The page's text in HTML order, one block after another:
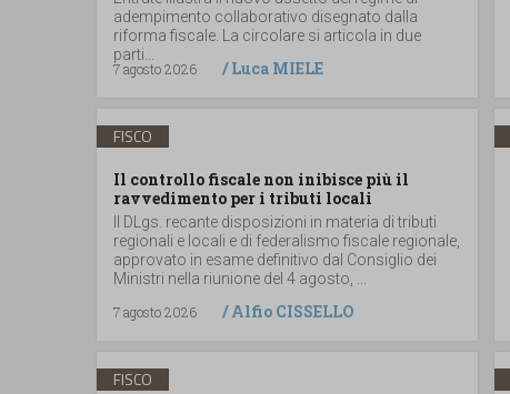
adempimento collaborativo disegnato dalla
riforma fiscale. La circolare si articola in due
parti...
7 agosto 2026
/Luca MIELE
FISCO
Il controllo fiscale non inibisce più il
ravvedimento per i tributi locali
Il DLgs. recante disposizioni in materia di tributi
regionali e locali e di federalismo fiscale regionale,
approvato in esame definitivo dal Consiglio dei
Ministri nella riunione del 4 agosto, ...
7 agosto 2026
/Alfio CISSELLO
FISCO